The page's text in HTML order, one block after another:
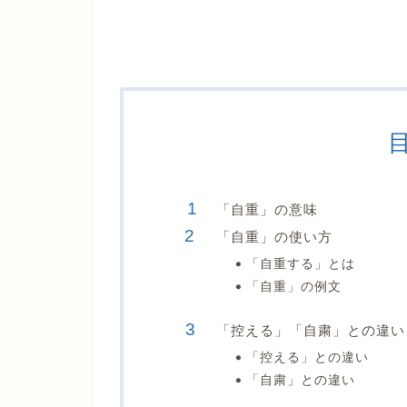
「自重」の意味
「自重」の使い方
「自重する」とは
「自重」の例文
「控える」「自粛」との違い
「控える」との違い
「自粛」との違い